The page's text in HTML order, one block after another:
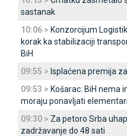
sastanak
10:06 > Konzorcijum
korak ka stabilizaciji
BiH
09:55 > Isplaćena premija
09:53 > Košarac: BiH nema
moraju ponavljati
09:30 > Za petoro Srba
zadržavanje do 48 sati